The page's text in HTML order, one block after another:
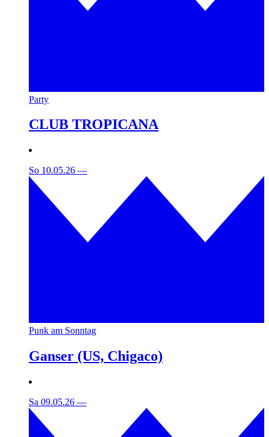
Party
CLUB TROPICANA
So 10.05.26 —
Punk am Sonntag
Ganser (US, Chigaco)
Sa 09.05.26 —